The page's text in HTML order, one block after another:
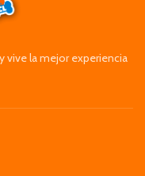
vive la mejor experiencia